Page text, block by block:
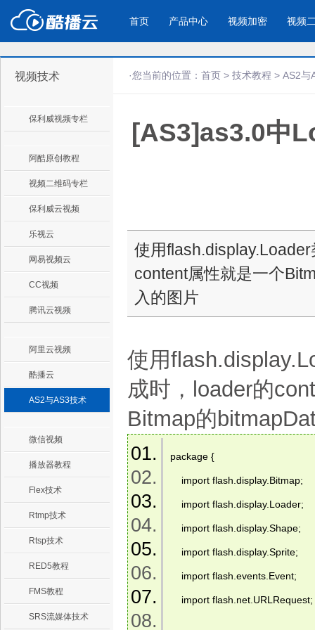
首页 产品中心
产品与新功能
视频加密防下载防录屏
教学课程全终端视频加密
防下载/防盗录/防录屏/防篡改
酷播云 | 企
免费稳定无
视频加密 视频
应用场景
企业宣传
企业视频宣传，提升企业形象
产品宣传
通过视频来展示
个人网站
为个人网站、博客论坛，添加视频
视频技术
保利威视频专栏
阿酷原创教程
视频二维码专栏
保利威云视频
乐视云
网易视频云
CC视频
腾讯云视频
阿里云视频
酷播云
AS2与AS3技术
微信视频
播放器教程
Flex技术
Rtmp技术
Rtsp技术
RED5教程
FMS教程
SRS流媒体技术
·您当前的位置： 首页 > 技术教程 > AS2与
[AS3]as3.0中
使用
content属性就是一个
入的图片
使用
成时，loader的
Bitmap的
package {
import flash.display.Bitmap;
import flash.display.Loader;
import flash.display.Shape;
import flash.display.Sprite;
import flash.events.Event;
import